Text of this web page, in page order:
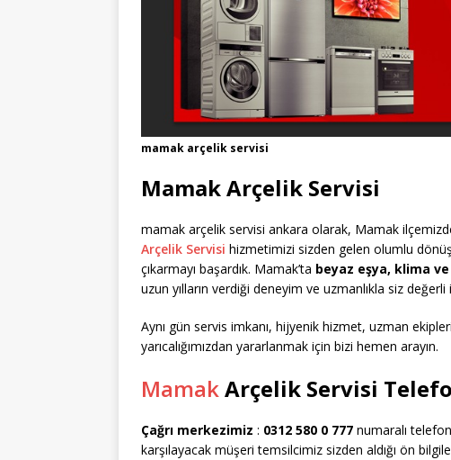
mamak arçelik servisi
Mamak Arçelik Servisi
mamak arçelik servisi ankara olarak, Mamak
Arçelik Servisi hizmetimizi sizden gelen olumlu
çıkarmayı başardık. Mamak’ta beyaz eşya, klima
uzun yılların verdiği deneyim ve uzmanlıkla siz
Aynı gün servis imkanı, hijyenik hizmet, uzman
yarıcalığımızdan yararlanmak için bizi hemen arayın.
MamakArçelik Servisi
Çağrı merkezimiz : 0312 580 0 777 numaralı
karşılayacak müşeri temsilcimiz sizden aldığı ön